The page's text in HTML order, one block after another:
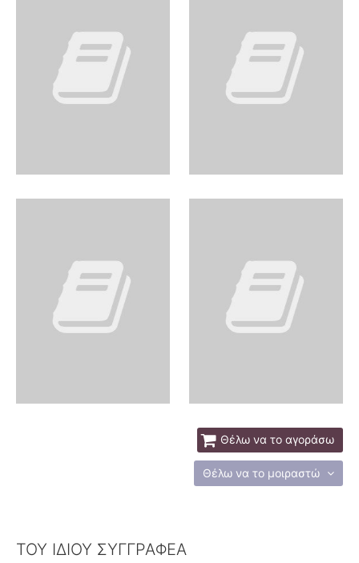
Θέλω να το αγοράσω
Θέλω να το μοιραστώ
ΤΟΥ ΙΔΙΟΥ ΣΥΓΓΡΑΦΕΑ